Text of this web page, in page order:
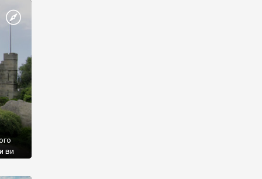
ви